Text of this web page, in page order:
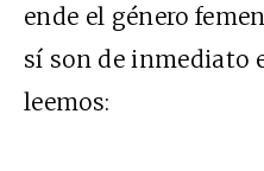
ende el género
sí son de inmediato
leemos: